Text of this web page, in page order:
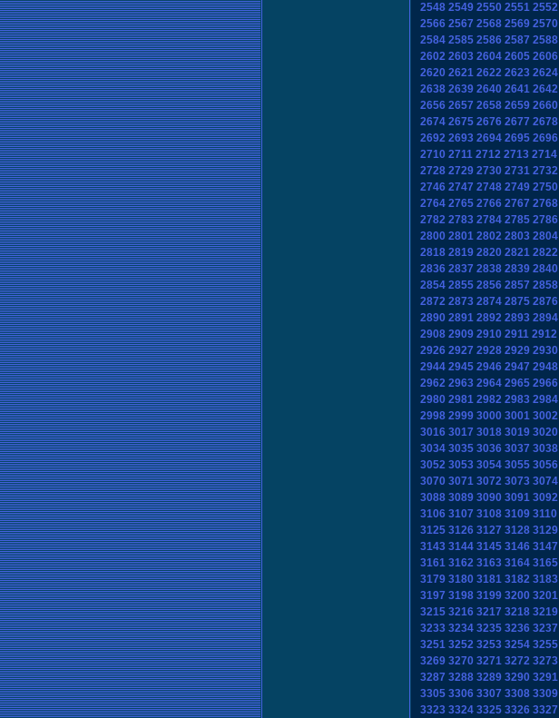
2548 2549 2550 2551 2552
2566 2567 2568 2569 2570
2584 2585 2586 2587 2588
2602 2603 2604 2605 2606
2620 2621 2622 2623 2624
2638 2639 2640 2641 2642
2656 2657 2658 2659 2660
2674 2675 2676 2677 2678
2692 2693 2694 2695 2696
2710 2711 2712 2713 2714
2728 2729 2730 2731 2732
2746 2747 2748 2749 2750
2764 2765 2766 2767 2768
2782 2783 2784 2785 2786
2800 2801 2802 2803 2804
2818 2819 2820 2821 2822
2836 2837 2838 2839 2840
2854 2855 2856 2857 2858
2872 2873 2874 2875 2876
2890 2891 2892 2893 2894
2908 2909 2910 2911 2912
2926 2927 2928 2929 2930
2944 2945 2946 2947 2948
2962 2963 2964 2965 2966
2980 2981 2982 2983 2984
2998 2999 3000 3001 3002
3016 3017 3018 3019 3020
3034 3035 3036 3037 3038
3052 3053 3054 3055 3056
3070 3071 3072 3073 3074
3088 3089 3090 3091 3092
3106 3107 3108 3109 3110
3125 3126 3127 3128 3129
3143 3144 3145 3146 3147
3161 3162 3163 3164 3165
3179 3180 3181 3182 3183
3197 3198 3199 3200 3201
3215 3216 3217 3218 3219
3233 3234 3235 3236 3237
3251 3252 3253 3254 3255
3269 3270 3271 3272 3273
3287 3288 3289 3290 3291
3305 3306 3307 3308 3309
3323 3324 3325 3326 3327